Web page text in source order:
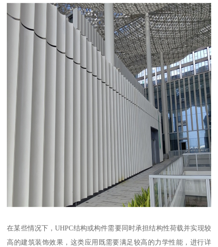
在某些情况下，UHPC结构或构件需要同时承担结构性荷载并实现较
高的建筑装饰效果，这类应用既需要满足较高的力学性能，进行详